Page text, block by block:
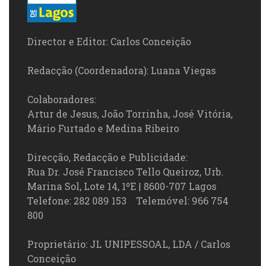
Director e Editor: Carlos Conceição
Redacção (Coordenadora): Luana Viegas
Colaboradores:
Artur de Jesus, João Torrinha, José Vitória,
Mário Furtado e Medina Ribeiro
Direcção, Redacção e Publicidade:
Rua Dr. José Francisco Tello Queiroz, Urb.
Marina Sol, Lote 14, 1ºE | 8600-707 Lagos
Telefone: 282 089 153 Telemóvel: 966 754
800
Proprietário: JL UNIPESSOAL, LDA / Carlos
Conceição